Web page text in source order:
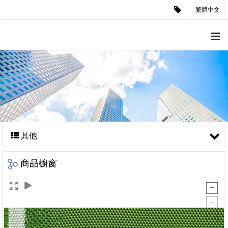
繁體中文
其他
商品櫥窗